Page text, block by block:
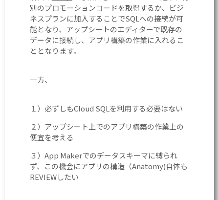
別のプロモーションコードを取得するか、ビジ
ネスプランに加入することでSQLへの接続が可
能となり、アップシートのエディターで既存の
データに接続し、アプリ構築の作業に入れるこ
ととなります。
一方、
１）必ずしもCloud SQLを利用する必要はない
２）アップシート上でのアプリ構築の作業上の
便宜を考える
３）App Makerでのデータスキーマに縛られ
ず、この機会にアプリの構造（Anatomy)自体も
REVIEWしたい